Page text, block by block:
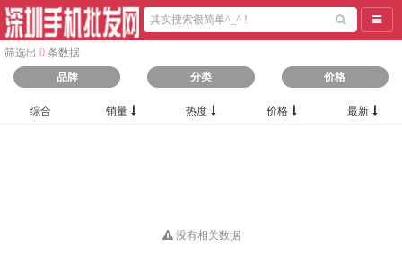
导航
筛选出 0 条数据
品牌
分类 价格
综合 销量 热度 价格 最新
没有相关数据